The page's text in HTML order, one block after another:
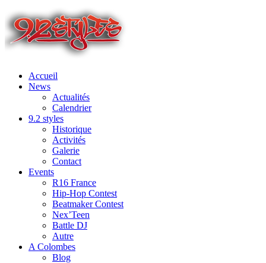
Accueil
News
Actualités
Calendrier
9.2 styles
Historique
Activités
Galerie
Contact
Events
R16 France
Hip-Hop Contest
Beatmaker Contest
Nex’Teen
Battle DJ
Autre
A Colombes
Blog